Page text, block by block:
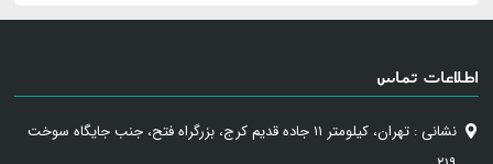
اطلاعات تماس
نشانی : تهران، کیلومتر ۱۱ جاده قدیم کرج، بزرگراه فتح، جنب جایگاه سوخت